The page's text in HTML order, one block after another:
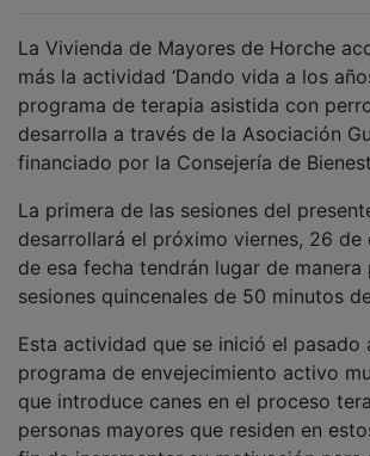
más la actividad ‘Dando vida a los
programa de terapia asistida con
desarrolla a través de la Asociación
financiado por la Consejería de
desarrollará el próximo viernes, 26 de
de esa fecha tendrán lugar de manera
sesiones quincenales de 50 minutos
programa de envejecimiento activo
que introduce canes en el proceso
personas mayores que residen en
fin de incrementar su motivación